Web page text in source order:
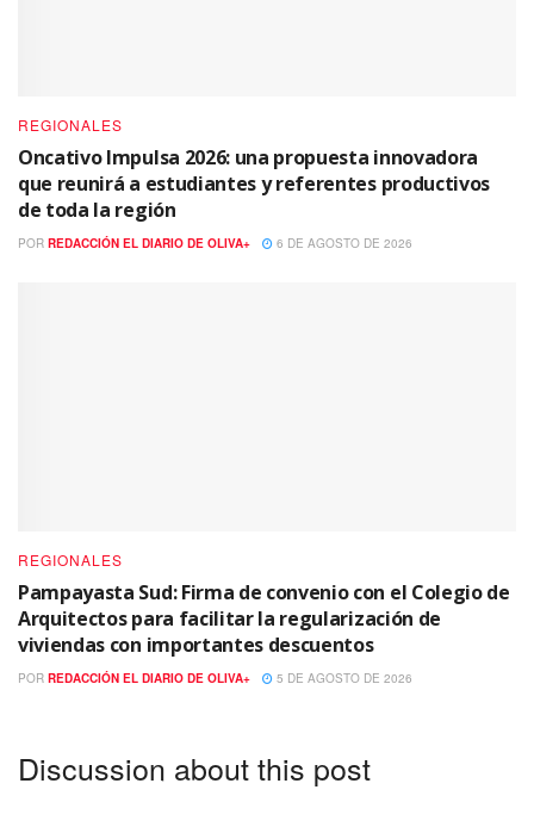
REGIONALES
Oncativo Impulsa 2026: una propuesta innovadora
que reunirá a estudiantes y referentes productivos
de toda la región
POR REDACCIÓN EL DIARIO DE OLIVA+ 6 DE AGOSTO DE 2026
REGIONALES
Pampayasta Sud: Firma de convenio con el Colegio de
Arquitectos para facilitar la regularización de
viviendas con importantes descuentos
POR REDACCIÓN EL DIARIO DE OLIVA+ 5 DE AGOSTO DE 2026
Discussion about this post